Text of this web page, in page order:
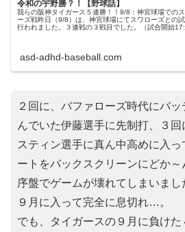
令和の宇野勝？！【野球話】
我らの阪神タイガース５連勝！！9/8：神宮球場でのス
ーズ戦昨日（9/8）は、神宮球場にてスワローズとの
行われました。３連戦の３戦目でした。（試合開始
asd-adhd-baseball.com
２回に、バファローズ時代にバッ
んでいた伊藤選手に先制打、３回
スティン選手に真ん中高めに入っ
ートをバックスクリーンにどか～
序盤でゲームが壊れてしまいまし
９月に入って完全に息切れ…。
でも、タイガースの９月に負けた